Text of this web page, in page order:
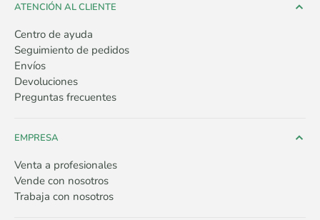
ATENCIÓN AL CLIENTE
Centro de ayuda
Seguimiento de pedidos
Envíos
Devoluciones
Preguntas frecuentes
EMPRESA
Venta a profesionales
Vende con nosotros
Trabaja con nosotros